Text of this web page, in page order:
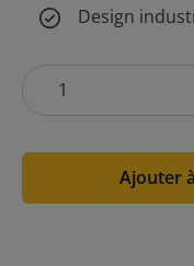
Design
Ajouter